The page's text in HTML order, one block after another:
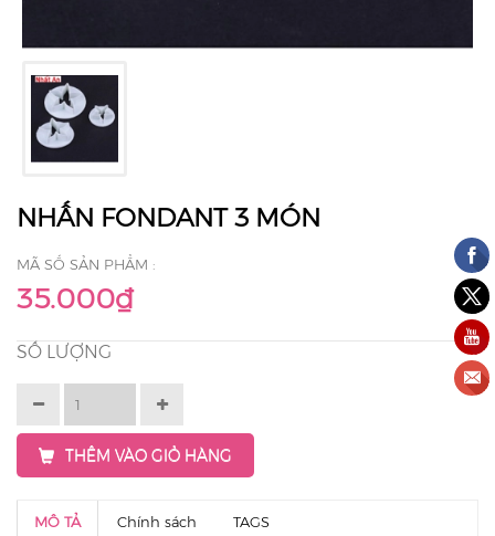
NHẤN FONDANT 3 MÓN
MÃ SỐ SẢN PHẨM :
35.000₫
SỐ LƯỢNG
THÊM VÀO GIỎ HÀNG
MÔ TẢ Chính sách TAGS